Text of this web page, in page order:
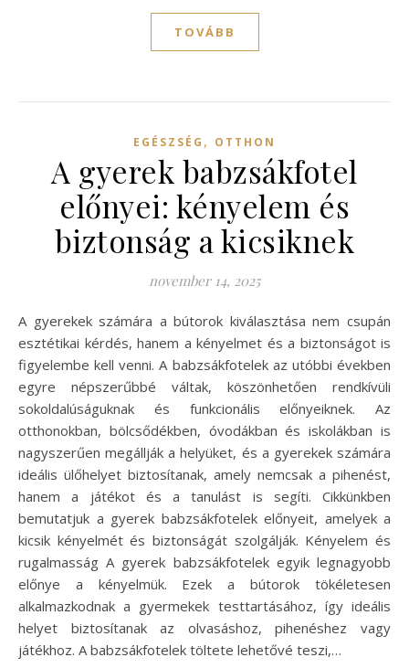
TOVÁBB
EGÉSZSÉG , OTTHON
A gyerek babzsákfotel
előnyei: kényelem és
biztonság a kicsiknek
november 14, 2025
A gyerekek számára a bútorok kiválasztása nem csupán
esztétikai kérdés, hanem a kényelmet és a biztonságot is
figyelembe kell venni. A babzsákfotelek az utóbbi években
egyre népszerűbbé váltak, köszönhetően rendkívüli
sokoldalúságuknak és funkcionális előnyeiknek. Az
otthonokban, bölcsődékben, óvodákban és iskolákban is
nagyszerűen megállják a helyüket, és a gyerekek számára
ideális ülőhelyet biztosítanak, amely nemcsak a pihenést,
hanem a játékot és a tanulást is segíti. Cikkünkben
bemutatjuk a gyerek babzsákfotelek előnyeit, amelyek a
kicsik kényelmét és biztonságát szolgálják. Kényelem és
rugalmasság A gyerek babzsákfotelek egyik legnagyobb
előnye a kényelmük. Ezek a bútorok tökéletesen
alkalmazkodnak a gyermekek testtartásához, így ideális
helyet biztosítanak az olvasáshoz, pihenéshez vagy
játékhoz. A babzsákfotelek töltete lehetővé teszi,…